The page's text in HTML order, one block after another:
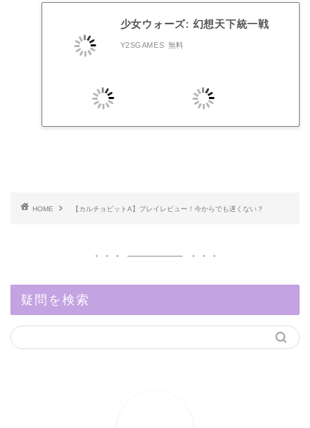
少女ウォーズ: 幻想天下統一戦
Y2SGAMES 無料
HOME 【カルチョビットA】プレイレビュー！今からでも遅くない？
疑問を検索